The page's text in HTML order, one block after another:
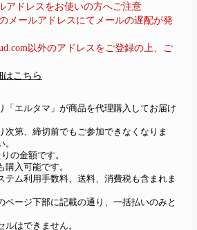
アドレスをお使いの方へご注意
ールアドレスにてメールの遅配が発
以外のアドレスをご登録の上、ご
はこちら
エルタマ」が商品を代理購入してお届け
第、締切前でもご参加できなくなりま
の金額です。
入可能です。
ム利用手数料、送料、消費税も含まれま
ージ下部に記載の通り、一括払いのみと
はできません。